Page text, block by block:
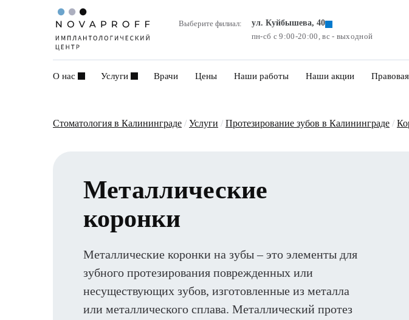
Выберите филиал:
ул. Куйбышева, 40
пн-сб с 9:00-20:00, вс - выходной
О нас Услуги Врачи Цены Наши работы Наши акции
Стоматология в Калининграде / Услуги / Протезирование зубов в Калининграде /
Металлические
коронки
Металлические коронки на зубы – это элементы для
зубного протезирования поврежденных или
несуществующих зубов, изготовленные из металла
или металлического сплава. Металлический протез